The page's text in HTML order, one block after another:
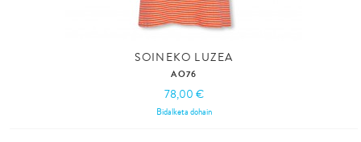
SOINEKO LUZEA
AO76
78,00 €
Bidalketa dohain